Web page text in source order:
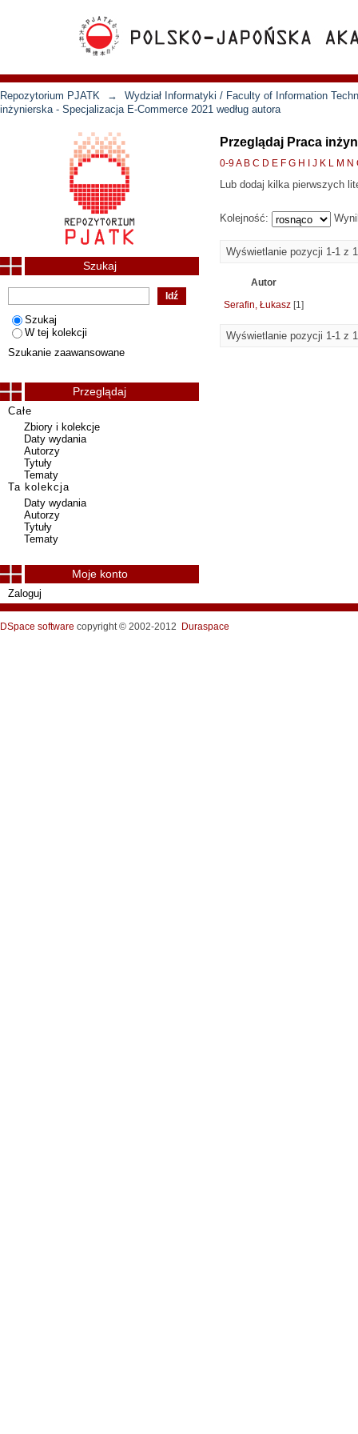
Repozytorium PJATK →
Wydział Informatyki / Faculty of Information
inżynierska - Specjalizacja E-Commerce 2021 według autora
Przeglądaj Praca
0-9A B C D E F G H J K L M N
Lub dodaj kilka pierwszych
Kolejność:
Wyświetlanie pozycji 1-1 z 1
Autor
Serafin, Łukasz [1]
Wyświetlanie pozycji 1-1 z 1
Szukaj
Szukaj
W tej kolekcji
Szukanie zaawansowane
Przeglądaj
Całe
Zbiory i kolekcje
Daty wydania
Autorzy
Tytuły
Tematy
Ta kolekcja
Daty wydania
Autorzy
Tytuły
Tematy
Moje konto
Zaloguj
DSpace software copyright © 2002-2012 Duraspace